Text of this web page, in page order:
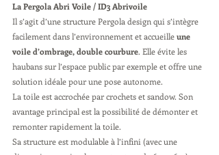
La Pergola Abri Voile / ID3 Abrivoile
Il s’agit d’une structure Pergola design qui s’intègre
facilement dans l’environnement et accueille une
voile d’ombrage, double courbure. Elle évite les
haubans sur l’espace public par exemple et offre une
solution idéale pour une pose autonome.
La toile est accrochée par crochets et sandow. Son
avantage principal est la possibilité de démonter et
remonter rapidement la toile.
Sa structure est modulable à l’infini (avec une